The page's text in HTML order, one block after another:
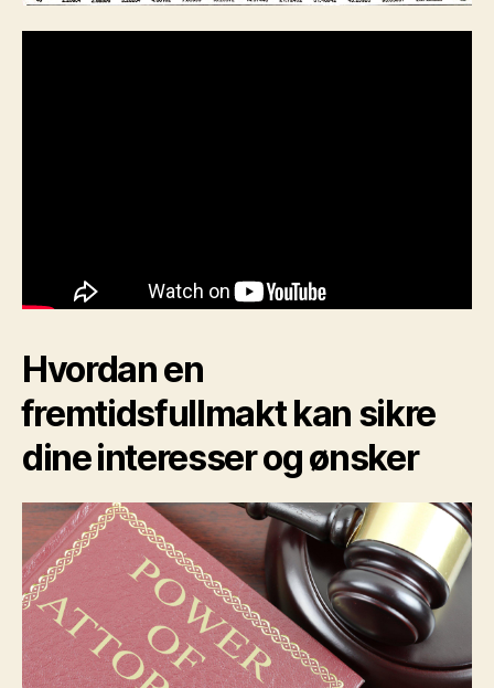
Hvordan en
⁣fremtidsfullmakt kan ​sikre
dine⁣ interesser og ønsker